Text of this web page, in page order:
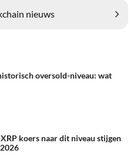
nieuws
oversold-niveau: wat
koers naar dit niveau stijgen